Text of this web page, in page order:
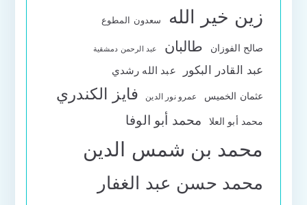
زين خير الله سعدون المطوع
صالح الفوزان طالبان عبد الرحمن دمشقية
عبد القادر البكور عبد الله رشدي
عثمان الخميس عمرو نور الدين فايز الكندري
محمد أبو العلا محمد أبو الوفا
محمد بن شمس الدين
محمد حسن عبد الغفار